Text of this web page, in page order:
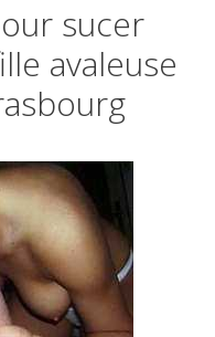
sucer
avaleuse